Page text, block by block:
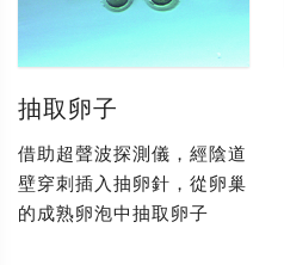
抽取卵子
借助超聲波探測儀，經陰道
壁穿刺插入抽卵針，從卵巢
的成熟卵泡中抽取卵子